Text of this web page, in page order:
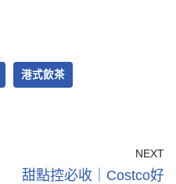
港式飲茶
NEXT
甜點控必收｜Costco好